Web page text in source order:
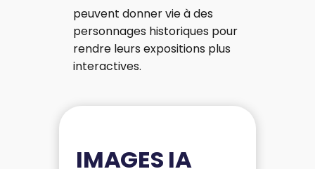
peuvent donner vie à des
personnages historiques pour
rendre leurs expositions plus
interactives.
IMAGES IA